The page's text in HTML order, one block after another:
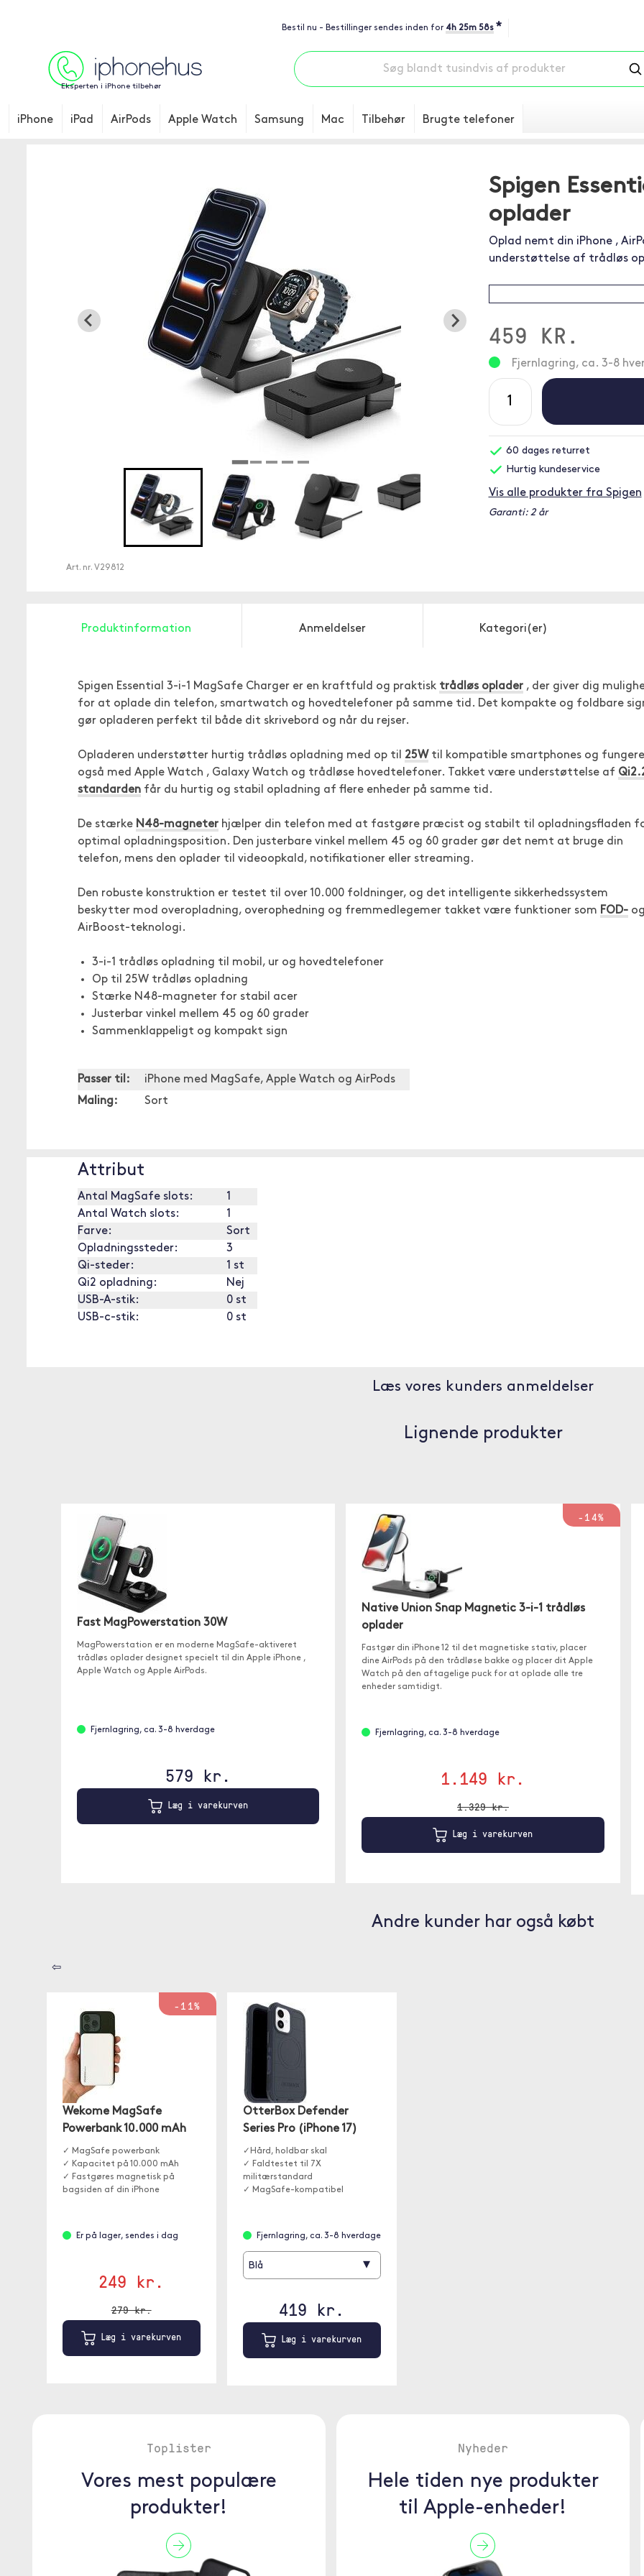
Bestil nu - Bestillinger sendes inden for 4h 25m 57s *
Eksperten i iPhone tilbehør
iPhone iPad AirPods Apple Watch Samsung Mac Tilbehør Brugte telefoner
Art. nr. V29812
Spigen
oplader
Oplad nemt din iPhone ,
understøttelse af trådløs
459 KR.
Fjernlagring, ca. 3-8
60 dages returret
Hurtig kundeservice
Vis alle produkter fra Spigen
Garanti: 2 år
Produktinformation Anmeldelser Kategori(er)
Spigen Essential 3-i-1 MagSafe Charger er en kraftfuld og praktisk trådløs oplader , der giver dig
for at oplade din telefon, smartwatch og hovedtelefoner på samme tid. Det kompakte og foldbare
gør opladeren perfekt til både dit skrivebord og når du rejser.
Opladeren understøtter hurtig trådløs opladning med op til 25W til kompatible smartphones og
også med Apple Watch , Galaxy Watch og trådløse hovedtelefoner. Takket være understøttelse af
standarden får du hurtig og stabil opladning af flere enheder på samme tid.
De stærke N48-magneter hjælper din telefon med at fastgøre præcist og stabilt til opladningsfladen
optimal opladningsposition. Den justerbare vinkel mellem 45 og 60 grader gør det nemt at bruge din
telefon, mens den oplader til videoopkald, notifikationer eller streaming.
Den robuste konstruktion er testet til over 10.000 foldninger, og det intelligente sikkerhedssystem
beskytter mod overopladning, overophedning og fremmedlegemer takket være funktioner som FOD-
AirBoost-teknologi.
3-i-1 trådløs opladning til mobil, ur og hovedtelefoner
Op til 25W trådløs opladning
Stærke N48-magneter for stabil acer
Justerbar vinkel mellem 45 og 60 grader
Sammenklappeligt og kompakt sign
Passer til:
iPhone med MagSafe, Apple Watch og AirPods
Maling:
Sort
Attribut
Antal MagSafe slots:
1
Antal Watch slots:
1
Farve:
Sort
Opladningssteder:
3
Qi-steder:
1 st
Qi2 opladning:
Nej
USB-A-stik:
0 st
USB-c-stik:
0 st
Læs vores kunders anmeldelser
Lignende produkter
Fast MagPowerstation 30W
MagPowerstation er en moderne MagSafe-aktiveret
trådløs oplader designet specielt til din Apple iPhone ,
Apple Watch og Apple AirPods.
Fjernlagring, ca. 3-8 hverdage
579 kr.
Læg i varekurven
-14%
Native Union Snap Magnetic 3-i-1 trådløs
oplader
Fastgør din iPhone 12 til det magnetiske stativ, placer
dine AirPods på den trådløse bakke og placer dit Apple
Watch på den aftagelige puck for at oplade alle tre
enheder samtidigt.
Fjernlagring, ca. 3-8 hverdage
1.149 kr.
1.329 kr.
Læg i varekurven
Andre kunder har også købt
⇦
-11%
Wekome MagSafe
Powerbank 10.000 mAh
✓ MagSafe powerbank
✓ Kapacitet på 10.000 mAh
✓ Fastgøres magnetisk på
bagsiden af din iPhone
Er på lager, sendes i dag
249 kr.
279 kr.
Læg i varekurven
OtterBox Defender
Series Pro (iPhone 17)
✓Hård, holdbar skal
✓ Faldtestet til 7X
militærstandard
✓ MagSafe-kompatibel
Fjernlagring, ca. 3-8 hverdage
Blå ▾
419 kr.
Læg i varekurven
Toplister
Vores mest populære
produkter!
Nyheder
Hele tiden nye produkter
til Apple-enheder!